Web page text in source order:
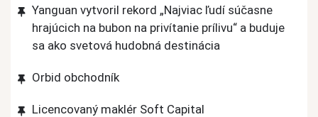
Yanguan vytvoril rekord „Najviac ľudí súčasne
hrajúcich na bubon na privítanie prílivu“ a buduje
sa ako svetová hudobná destinácia
Orbid obchodník
Licencovaný maklér Soft Capital